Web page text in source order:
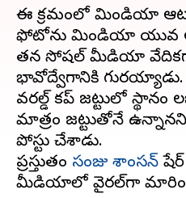
ఈ క్రమంలో టీమిండియా
ఫోటోను టీమిండియా యువ
తన సోషల్ మీడియా వేదికగా
భావోద్వేగానికి గురయ్యాడు.
వరల్డ్ కప్ జట్టులో
మాత్రం జట్టుతోనే
పోస్టు చేశాడు.
ప్రస్తుతం సంజు శాంసన్